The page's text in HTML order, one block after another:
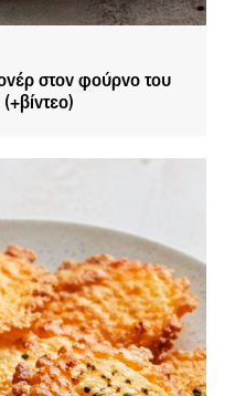
στον φούρνο του